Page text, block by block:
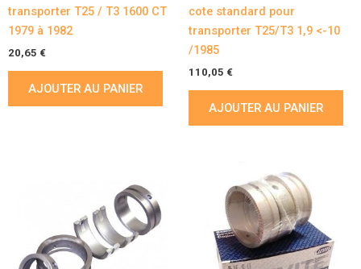
transporter T25 / T3 1600 CT
1979 à 1982
20,65 €
AJOUTER AU PANIER
cote standard pour
transporter T25/T3 1,9 <-10
/1985
110,05 €
AJOUTER AU PANIER